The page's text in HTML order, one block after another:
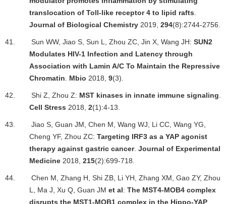
translocation of Toll-like receptor 4 to lipid rafts.
Journal of Biological Chemistry 2019, 294(8):2744-2756.
41. Sun WW, Jiao S, Sun L, Zhou ZC, Jin X, Wang JH: SUN2
Modulates HIV-1 Infection and Latency through
Association with Lamin A/C To Maintain the Repressive
Chromatin. Mbio 2018, 9(3).
42. Shi Z, Zhou Z: MST kinases in innate immune signaling.
Cell Stress 2018, 2(1):4-13.
43.
Jiao S, Guan JM, Chen M, Wang WJ, Li CC, Wang YG,
Cheng YF, Zhou ZC: Targeting IRF3 as a YAP agonist
therapy against gastric cancer. Journal of Experimental
Medicine 2018, 215(2):699-718.
44.
Chen M, Zhang H, Shi ZB, Li YH, Zhang XM, Gao ZY, Zhou
L, Ma J, Xu Q, Guan JM et al: The MST4-MOB4 complex
disrupts the MST1-MOB1 complex in the Hippo-YAP